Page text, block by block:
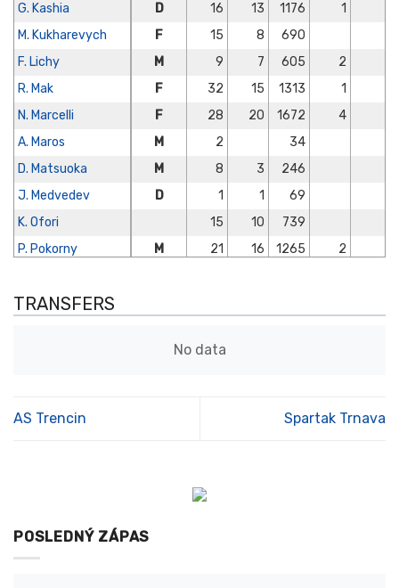
G. Kashia
D 16 13 1176
1
M. Kukharevych
F 15 8
690
F. Lichy
M 9 7 605
2
R. Mak
F 32 15 1313
1
N. Marcelli
F 28 20 1672
4
A. Maros
M 2
34
D. Matsuoka
M 8 3
246
J. Medvedev
D 1 1
69
K. Ofori
15 10
739
P. Pokorny
M 21 16 1265
2
K. Savvidis
3
M. Tolic
643
4
TRANSFERS
No data
AS Trencin Spartak Trnava
POSLEDNÝ ZÁPAS